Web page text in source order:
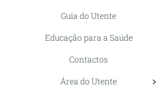
Guia do Utente
Educação para a Saúde
Contactos
Área do Utente